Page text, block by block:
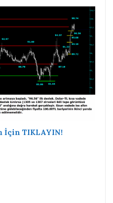
İçin TIKLAYIN!